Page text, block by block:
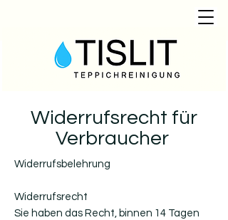
Widerrufsrecht für
Verbraucher
Widerrufsbelehrung
Widerrufsrecht
Sie haben das Recht, binnen 14 Tagen